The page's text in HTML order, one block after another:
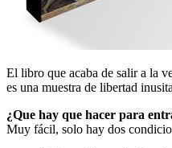
El libro que acaba de salir a la
es una muestra de libertad
¿Que hay que hacer para
Muy fácil, solo hay dos